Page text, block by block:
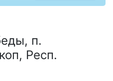
п.
Респ.